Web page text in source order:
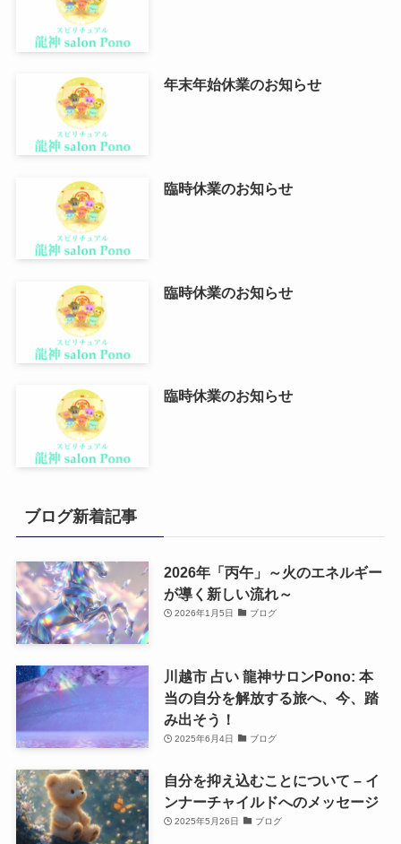
年末年始休業のお知らせ
臨時休業のお知らせ
臨時休業のお知らせ
臨時休業のお知らせ
ブログ新着記事
2026年「丙午」～火のエネルギー
が導く新しい流れ～
2026年1月5日 ブログ
川越市 占い 龍神サロンPono: 本
当の自分を解放する旅へ、今、踏
み出そう！
2025年6月4日 ブログ
自分を抑え込むことについて – イ
ンナーチャイルドへのメッセージ
2025年5月26日 ブログ